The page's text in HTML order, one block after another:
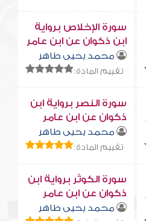
سورة الإخلاص برواية
ابن ذكوان عن ابن عامر
محمد يحيى طاهر
تقييم المادة:
سورة النصر برواية ابن
ذكوان عن ابن عامر
محمد يحيى طاهر
تقييم المادة:
سورة الكوثر برواية ابن
ذكوان عن ابن عامر
محمد يحيى طاهر